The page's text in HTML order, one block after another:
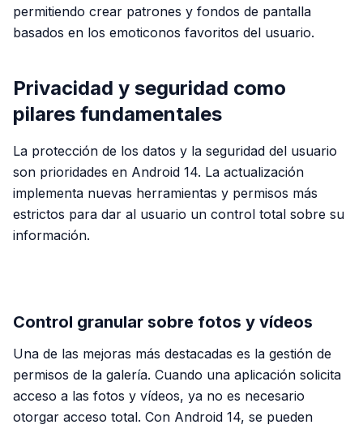
permitiendo crear patrones y fondos de pantalla
basados en los emoticonos favoritos del usuario.
Privacidad y seguridad como
pilares fundamentales
La protección de los datos y la seguridad del usuario
son prioridades en Android 14. La actualización
implementa nuevas herramientas y permisos más
estrictos para dar al usuario un control total sobre su
información.
Control granular sobre fotos y vídeos
Una de las mejoras más destacadas es la gestión de
permisos de la galería. Cuando una aplicación solicita
acceso a las fotos y vídeos, ya no es necesario
otorgar acceso total. Con Android 14, se pueden